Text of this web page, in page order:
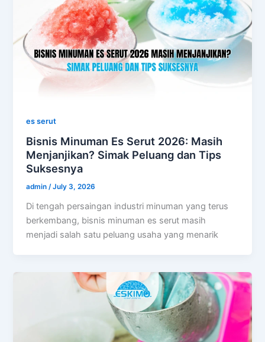
es serut
Bisnis Minuman Es Serut 2026: Masih
Menjanjikan? Simak Peluang dan Tips
Suksesnya
admin/July 3, 2026
Di tengah persaingan industri minuman yang terus
berkembang, bisnis minuman es serut masih
menjadi salah satu peluang usaha yang menarik